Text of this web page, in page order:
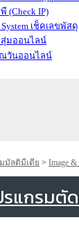
(Check IP)
เช็คเลขพัสดุ
สุ่มออนไลน์
วันออนไลน์
มัลติมีเดีย > Image &
รแกรมตั